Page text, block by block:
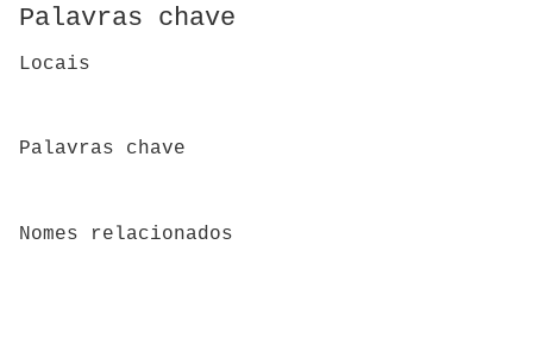
Palavras chave
Locais
Palavras chave
Nomes relacionados